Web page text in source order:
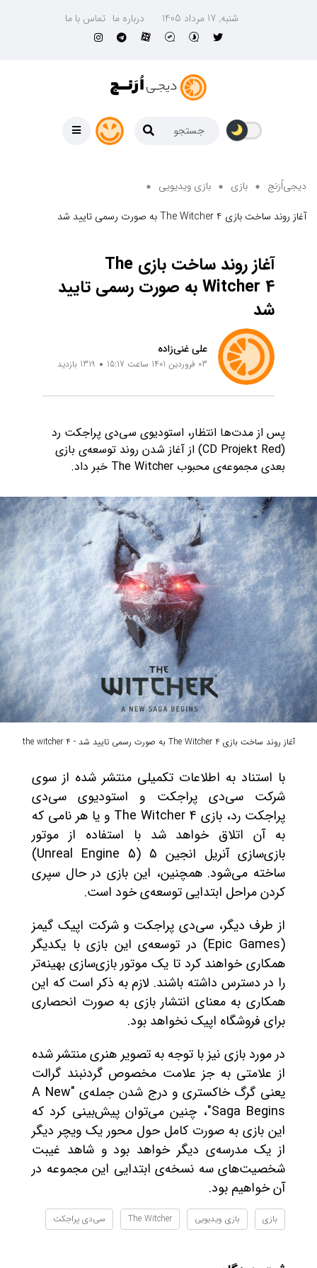
شنبه, 17 مرداد 1405 درباره ما تماس با ما
دیجی‌اُرَنج بازی
بازی ویدیویی
آغاز روند ساخت بازی The Witcher 4 به صورت رسمی تایید شد
آغاز روند ساخت بازی The
Witcher 4 به صورت رسمی تایید
شد
علی غنی‌زاده
03 فروردین 1401 ساعت 15:17 1319 بازدید
پس از مدت‌ها انتظار، استودیوی سی‌دی پراجکت رد
(CD Projekt Red) از آغاز شدن روند توسعه‌ی بازی
بعدی مجموعه‌ی محبوب The Witcher خبر داد.
آغاز روند ساخت بازی The Witcher 4 به صورت رسمی تایید شد - the witcher 4
با استناد به اطلاعات تکمیلی منتشر شده از سوی
شرکت سی‌دی پراجکت و استودیوی سی‌دی
پراجکت رد، بازی The Witcher 4 و یا هر نامی که
به آن اتلاق خواهد شد با استفاده از موتور
بازی‌سازی آنریل انجین 5 (Unreal Engine 5)
ساخته می‌شود. همچنین، این بازی در حال سپری
کردن مراحل ابتدایی توسعه‌ی خود است.
از طرف دیگر، سی‌دی پراجکت و شرکت اپیک گیمز
(Epic Games) در توسعه‌ی این بازی با یکدیگر
همکاری خواهند کرد تا یک موتور بازی‌سازی بهینه‌تر
را در دسترس داشته باشند. لازم به ذکر است که این
همکاری به معنای انتشار بازی به صورت انحصاری
برای فروشگاه اپیک نخواهد بود.
در مورد بازی نیز با توجه به تصویر هنری منتشر شده
از علامتی به جز علامت مخصوص گردنبند گرالت
یعنی گرگ خاکستری و درج شدن جمله‌ی "A New
Saga Begins"، چنین می‌توان پیش‌بینی کرد که
این بازی به صورت کامل حول محور یک ویچر دیگر
از یک مدرسه‌ی دیگر خواهد بود و شاهد غیبت
شخصیت‌های سه نسخه‌ی ابتدایی این مجموعه در
آن خواهیم بود.
بازی بازی ویدیویی The Witcher سی‌دی پراجکت